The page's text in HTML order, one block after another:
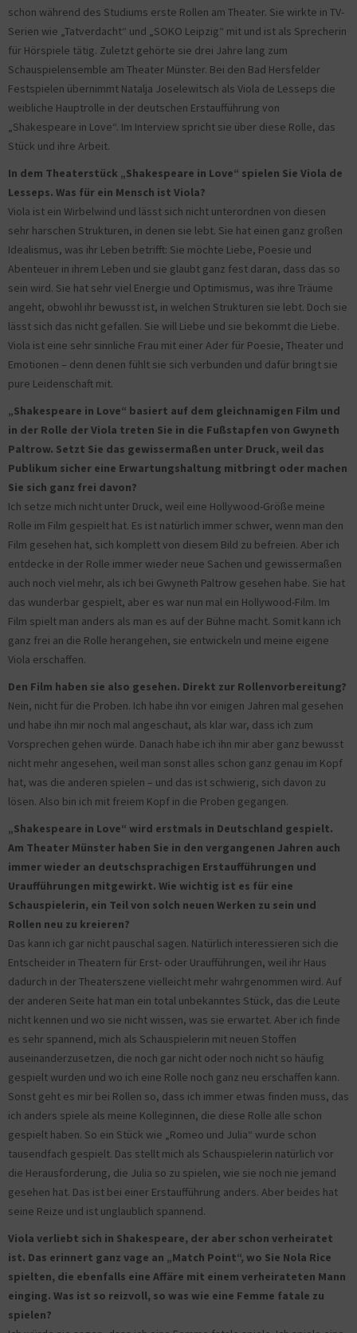
schon während des Studiums erste Rollen am Theater. Sie wirkte in TV-
Serien wie „Tatverdacht“ und „SOKO Leipzig“ mit und ist als Sprecherin
für Hörspiele tätig. Zuletzt gehörte sie drei Jahre lang zum
Schauspielensemble am Theater Münster. Bei den Bad Hersfelder
Festspielen übernimmt Natalja Joselewitsch als Viola de Lesseps die
weibliche Hauptrolle in der deutschen Erstaufführung von
„Shakespeare in Love“. Im Interview spricht sie über diese Rolle, das
Stück und ihre Arbeit.
In dem Theaterstück „Shakespeare in Love“ spielen Sie Viola de
Lesseps. Was für ein Mensch ist Viola?
Viola ist ein Wirbelwind und lässt sich nicht unterordnen von diesen
sehr harschen Strukturen, in denen sie lebt. Sie hat einen ganz großen
Idealismus, was ihr Leben betrifft: Sie möchte Liebe, Poesie und
Abenteuer in ihrem Leben und sie glaubt ganz fest daran, dass das so
sein wird. Sie hat sehr viel Energie und Optimismus, was ihre Träume
angeht, obwohl ihr bewusst ist, in welchen Strukturen sie lebt. Doch sie
lässt sich das nicht gefallen. Sie will Liebe und sie bekommt die Liebe.
Viola ist eine sehr sinnliche Frau mit einer Ader für Poesie, Theater und
Emotionen – denn denen fühlt sie sich verbunden und dafür bringt sie
pure Leidenschaft mit.
„Shakespeare in Love“ basiert auf dem gleichnamigen Film und
in der Rolle der Viola treten Sie in die Fußstapfen von Gwyneth
Paltrow. Setzt Sie das gewissermaßen unter Druck, weil das
Publikum sicher eine Erwartungshaltung mitbringt oder machen
Sie sich ganz frei davon?
Ich setze mich nicht unter Druck, weil eine Hollywood-Größe meine
Rolle im Film gespielt hat. Es ist natürlich immer schwer, wenn man den
Film gesehen hat, sich komplett von diesem Bild zu befreien. Aber ich
entdecke in der Rolle immer wieder neue Sachen und gewissermaßen
auch noch viel mehr, als ich bei Gwyneth Paltrow gesehen habe. Sie hat
das wunderbar gespielt, aber es war nun mal ein Hollywood-Film. Im
Film spielt man anders als man es auf der Bühne macht. Somit kann ich
ganz frei an die Rolle herangehen, sie entwickeln und meine eigene
Viola erschaffen.
Den Film haben sie also gesehen. Direkt zur Rollenvorbereitung?
Nein, nicht für die Proben. Ich habe ihn vor einigen Jahren mal gesehen
und habe ihn mir noch mal angeschaut, als klar war, dass ich zum
Vorsprechen gehen würde. Danach habe ich ihn mir aber ganz bewusst
nicht mehr angesehen, weil man sonst alles schon ganz genau im Kopf
hat, was die anderen spielen – und das ist schwierig, sich davon zu
lösen. Also bin ich mit freiem Kopf in die Proben gegangen.
„Shakespeare in Love“ wird erstmals in Deutschland gespielt.
Am Theater Münster haben Sie in den vergangenen Jahren auch
immer wieder an deutschsprachigen Erstaufführungen und
Uraufführungen mitgewirkt. Wie wichtig ist es für eine
Schauspielerin, ein Teil von solch neuen Werken zu sein und
Rollen neu zu kreieren?
Das kann ich gar nicht pauschal sagen. Natürlich interessieren sich die
Entscheider in Theatern für Erst- oder Uraufführungen, weil ihr Haus
dadurch in der Theaterszene vielleicht mehr wahrgenommen wird. Auf
der anderen Seite hat man ein total unbekanntes Stück, das die Leute
nicht kennen und wo sie nicht wissen, was sie erwartet. Aber ich finde
es sehr spannend, mich als Schauspielerin mit neuen Stoffen
auseinanderzusetzen, die noch gar nicht oder noch nicht so häufig
gespielt wurden und wo ich eine Rolle noch ganz neu erschaffen kann.
Sonst geht es mir bei Rollen so, dass ich immer etwas finden muss, das
ich anders spiele als meine Kolleginnen, die diese Rolle alle schon
gespielt haben. So ein Stück wie „Romeo und Julia“ wurde schon
tausendfach gespielt. Das stellt mich als Schauspielerin natürlich vor
die Herausforderung, die Julia so zu spielen, wie sie noch nie jemand
gesehen hat. Das ist bei einer Erstaufführung anders. Aber beides hat
seine Reize und ist unglaublich spannend.
Viola verliebt sich in Shakespeare, der aber schon verheiratet
ist. Das erinnert ganz vage an „Match Point“, wo Sie Nola Rice
spielten, die ebenfalls eine Affäre mit einem verheirateten Mann
einging. Was ist so reizvoll, so was wie eine Femme fatale zu
spielen?